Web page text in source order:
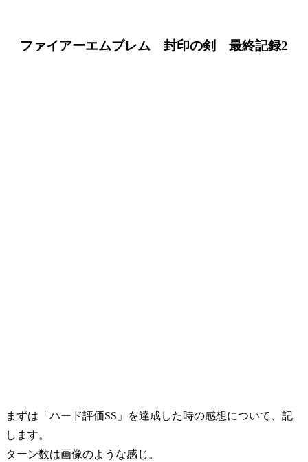
ファイアーエムブレム 封印の剣 最終記録2
まずは「ハード評価SS」を達成した時の感想について、記
します。
ターン数は画像のような感じ。